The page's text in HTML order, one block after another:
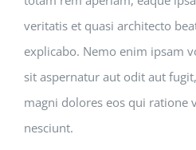
veritatis et quasi architecto
explicabo. Nemo enim ipsam
sit aspernatur aut odit aut
magni dolores eos qui ratione
nesciunt.